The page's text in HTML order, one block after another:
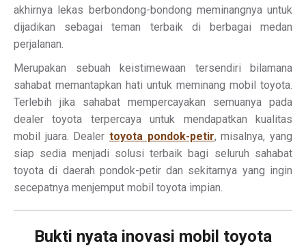
akhirnya lekas berbondong-bondong meminangnya untuk
dijadikan sebagai teman terbaik di berbagai medan
perjalanan.
Merupakan sebuah keistimewaan tersendiri bilamana
sahabat memantapkan hati untuk meminang mobil toyota.
Terlebih jika sahabat mempercayakan semuanya pada
dealer toyota terpercaya untuk mendapatkan kualitas
mobil juara. Dealer toyota pondok-petir, misalnya, yang
siap sedia menjadi solusi terbaik bagi seluruh sahabat
toyota di daerah pondok-petir dan sekitarnya yang ingin
secepatnya menjemput mobil toyota impian.
Bukti nyata inovasi mobil toyota